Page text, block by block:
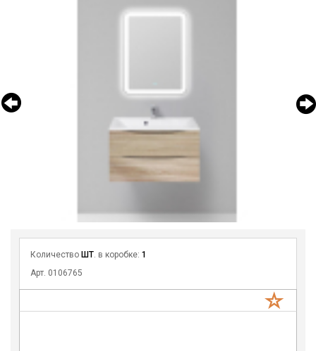
Количество ШТ. в коробке: 1
Арт. 0106765